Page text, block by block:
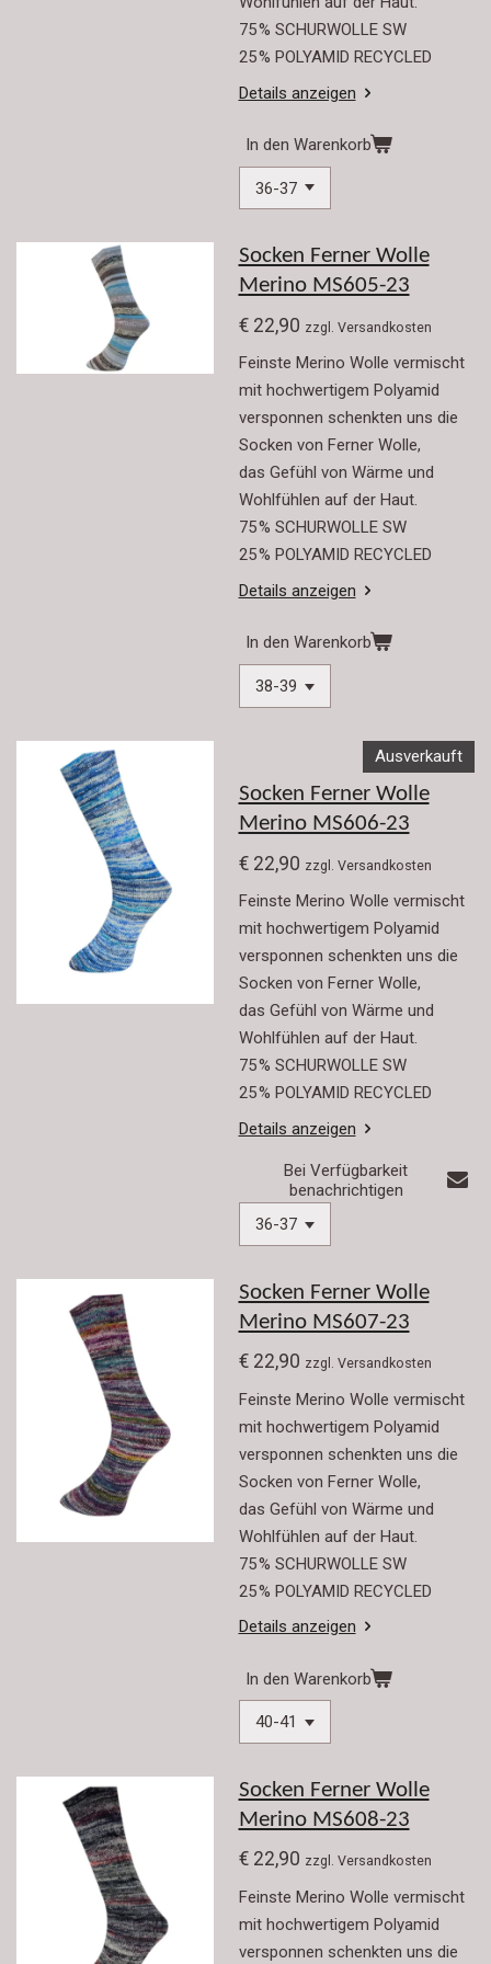
75 % SCHURWOLLE SW
25 % POLYAMID RECYCLED
Details anzeigen
In den Warenkorb
Socken Ferner Wolle
Merino MS605-23
€ 22,90 zzgl. Versandkosten
Feinste Merino Wolle vermischt
mit hochwertigem Polyamid
versponnen schenkten uns die
Socken von Ferner Wolle,
das Gefühl von Wärme und
Wohlfühlen auf der Haut.
75 % SCHURWOLLE SW
25 % POLYAMID RECYCLED
Details anzeigen
In den Warenkorb
Ausverkauft
Socken Ferner Wolle
Merino MS606-23
€ 22,90 zzgl. Versandkosten
Feinste Merino Wolle vermischt
mit hochwertigem Polyamid
versponnen schenkten uns die
Socken von Ferner Wolle,
das Gefühl von Wärme und
Wohlfühlen auf der Haut.
75 % SCHURWOLLE SW
25 % POLYAMID RECYCLED
Details anzeigen
Bei Verfügbarkeit
benachrichtigen
Socken Ferner Wolle
Merino MS607-23
€ 22,90 zzgl. Versandkosten
Feinste Merino Wolle vermischt
mit hochwertigem Polyamid
versponnen schenkten uns die
Socken von Ferner Wolle,
das Gefühl von Wärme und
Wohlfühlen auf der Haut.
75 % SCHURWOLLE SW
25 % POLYAMID RECYCLED
Details anzeigen
In den Warenkorb
Socken Ferner Wolle
Merino MS608-23
€ 22,90 zzgl. Versandkosten
Feinste Merino Wolle vermischt
mit hochwertigem Polyamid
versponnen schenkten uns die